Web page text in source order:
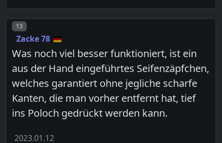
Post number
13
Zacke 78
Was noch viel besser funktioniert, ist ein
aus der Hand eingeführtes Seifenzäpfchen,
welches garantiert ohne jegliche scharfe
Kanten, die man vorher entfernt hat, tief
ins Poloch gedrückt werden kann.
2023.01.12